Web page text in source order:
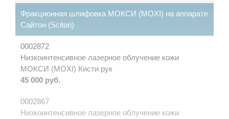
Фракционная шлифовка МОКСИ (MOXI) на аппарате
Сайтон (Sciton)
0002872
Низкоинтенсивное лазерное облучение кожи
МОКСИ (MOXI) Кисти рук
45 000 руб.
0002867
Низкоинтенсивное лазерное облучение кожи